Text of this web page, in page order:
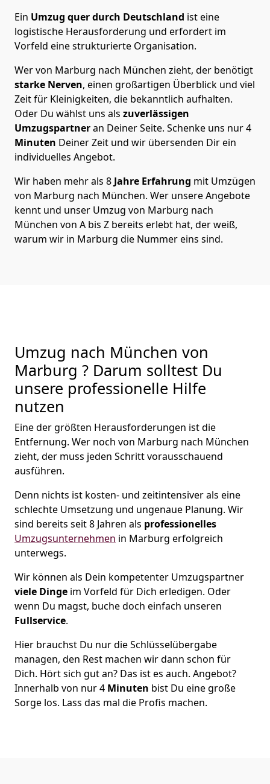
Ein Umzug quer durch Deutschland ist eine
logistische Herausforderung und erfordert im
Vorfeld eine strukturierte Organisation.
Wer von Marburg nach München zieht, der benötigt
starke Nerven, einen großartigen Überblick und viel
Zeit für Kleinigkeiten, die bekanntlich aufhalten.
Oder Du wählst uns als zuverlässigen
Umzugspartneran Deiner Seite. Schenke uns nur4
Minuten Deiner Zeit und wir übersenden Dir ein
individuelles Angebot.
Wir haben mehr als 8 Jahre Erfahrung mit Umzügen
von Marburg nach München. Wer unsere Angebote
kennt und unser Umzug von Marburg nach
München von A bis Z bereits erlebt hat, der weiß,
warum wir in Marburg die Nummer eins sind.
Umzug nach München von
Marburg ? Darum solltest Du
unsere professionelle Hilfe
nutzen
Eine der größten Herausforderungen ist die
Entfernung. Wer noch von Marburg nach München
zieht, der muss jeden Schritt vorausschauend
ausführen.
Denn nichts ist kosten- und zeitintensiver als eine
schlechte Umsetzung und ungenaue Planung. Wir
sind bereits seit 8 Jahren als professionelles
Umzugsunternehmen in Marburg erfolgreich
unterwegs.
Wir können als Dein kompetenter Umzugspartner
viele Dinge im Vorfeld für Dich erledigen. Oder
wenn Du magst, buche doch einfach unseren
Fullservice.
Hier brauchst Du nur die Schlüsselübergabe
managen, den Rest machen wir dann schon für
Dich. Hört sich gut an? Das ist es auch. Angebot?
Innerhalb von nur 4 Minuten bist Du eine große
Sorge los. Lass das mal die Profis machen.